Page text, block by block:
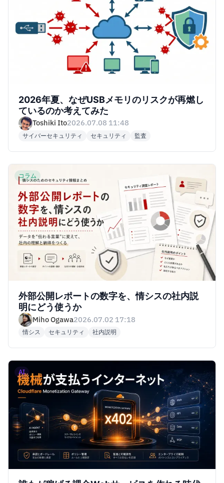
2026年夏、なぜUSBメモリのリスクが再燃し
ているのか考えてみた
Toshiki Ito2026.07.08 11:48
サイバーセキュリティ セキュリティ 監査
コラム
外部公開レポートの数字を、情シスの社内説
明にどう使うか
Miho Ogawa2026.07.02 17:18
情シス セキュリティ 社内説明
AI